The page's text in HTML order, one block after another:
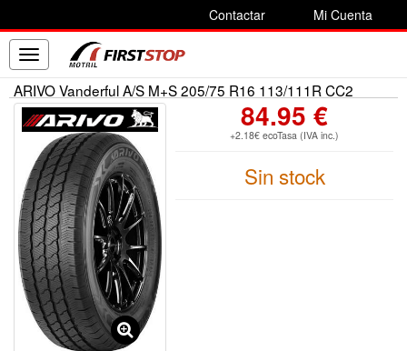
Contactar Mi Cuenta
Toggle
navigation
ARIVO Vanderful A/S M+S 205/75 R16 113/111R CC2
84.95 €
+2.18€ ecoTasa (IVA inc.)
Sin stock